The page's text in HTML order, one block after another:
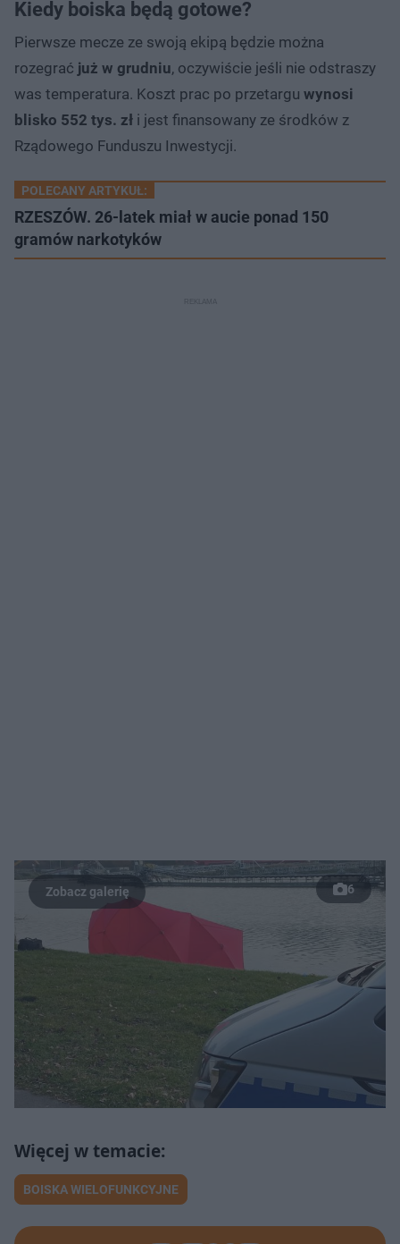
Kiedy boiska będą gotowe?
Pierwsze mecze ze swoją ekipą będzie można
rozegrać już w grudniu, oczywiście jeśli nie odstraszy
was temperatura. Koszt prac po przetargu wynosi
blisko 552 tys. zł i jest finansowany ze środków z
Rządowego Funduszu Inwestycji.
POLECANY ARTYKUŁ:
RZESZÓW. 26-latek miał w aucie ponad 150
gramów narkotyków
6
BOISKA WIELOFUNKCYJNE